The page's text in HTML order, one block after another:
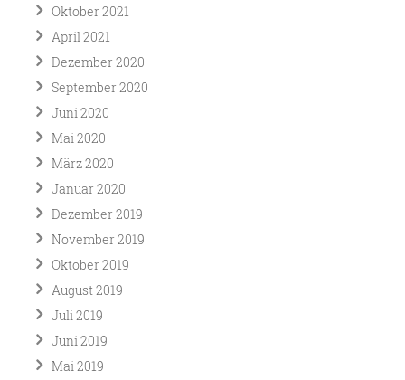
Oktober 2021
April 2021
Dezember 2020
September 2020
Juni 2020
Mai 2020
März 2020
Januar 2020
Dezember 2019
November 2019
Oktober 2019
August 2019
Juli 2019
Juni 2019
Mai 2019